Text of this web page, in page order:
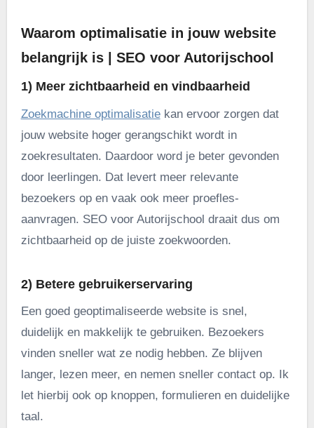
Waarom optimalisatie in jouw website
belangrijk is | SEO voor Autorijschool
1) Meer zichtbaarheid en vindbaarheid
Zoekmachine optimalisatiekan ervoor zorgen dat
jouw website hoger gerangschikt wordt in
zoekresultaten. Daardoor word je beter gevonden
door leerlingen. Dat levert meer relevante
bezoekers op en vaak ook meer proefles-
aanvragen. SEO voor Autorijschool draait dus om
zichtbaarheid op de juiste zoekwoorden.
2) Betere gebruikerservaring
Een goed geoptimaliseerde website is snel,
duidelijk en makkelijk te gebruiken. Bezoekers
vinden sneller wat ze nodig hebben. Ze blijven
langer, lezen meer, en nemen sneller contact op. Ik
let hierbij ook op knoppen, formulieren en duidelijke
taal.